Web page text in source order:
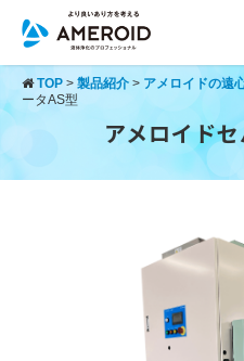
TOP > 製品紹介 > アメロイドの遠
ータAS型
アメロイド